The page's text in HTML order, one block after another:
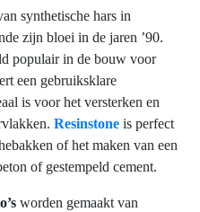
synthetische hars in
zijn bloei in de jaren ’90.
populair in de bouw voor
een gebruiksklare
is voor het versterken en
Resinstone is perfect
of het maken van een
of gestempeld cement.
worden gemaakt van